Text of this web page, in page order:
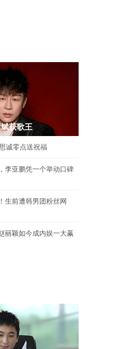
获歌王
诚零点送祝福
李亚鹏凭一个举动口碑
生前遭韩男团粉丝网
丽颖如今成内娱一大赢